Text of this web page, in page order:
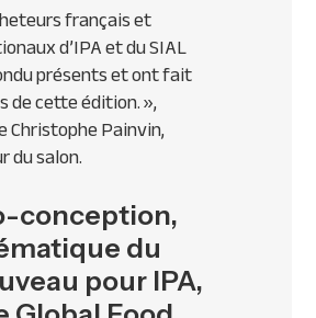
français et
d’IPAet duSIAL
présents et ont fait
de cette édition. »,
Christophe Painvin,
du salon.
conception,
du
pour IPA,